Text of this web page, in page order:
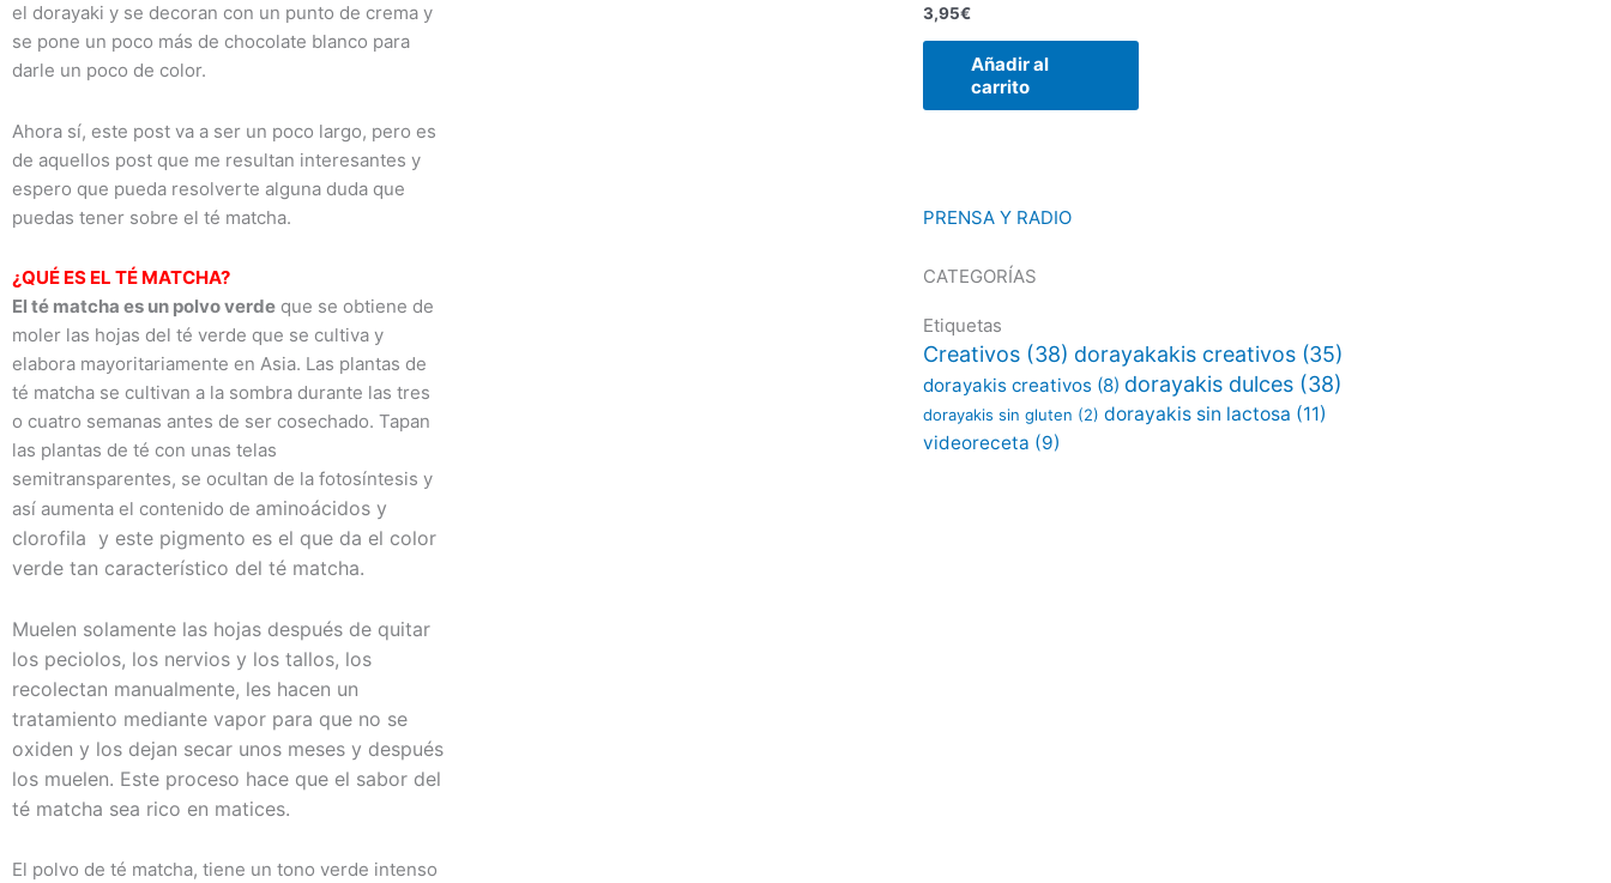
el dorayaki y se decoran con un punto de crema y
se pone un poco más de chocolate blanco para
darle un poco de color.
Ahora sí, este post va a ser un poco largo, pero es
de aquellos post que me resultan interesantes y
espero que pueda resolverte alguna duda que
puedas tener sobre el té matcha.
¿QUÉ ES EL TÉ MATCHA?
El té matcha es un polvo verde que se obtiene de
moler las hojas del té verde que se cultiva y
elabora mayoritariamente en Asia. Las plantas de
té matcha se cultivan a la sombra durante las tres
o cuatro semanas antes de ser cosechado. Tapan
las plantas de té con unas telas
semitransparentes, se ocultan de la fotosíntesis y
así aumenta el contenido de aminoácidos y
clorofila y este pigmento es el que da el color
verde tan característico del té matcha.
Muelen solamente las hojas después de quitar
los peciolos, los nervios y los tallos, los
recolectan manualmente, les hacen un
tratamiento mediante vapor para que no se
oxiden y los dejan secar unos meses y después
los muelen. Este proceso hace que el sabor del
té matcha sea rico en matices.
El polvo de té matcha, tiene un tono verde intenso
Valorado
con
0
3,95€
Añadir al
carrito
PRENSA Y RADIO
CATEGORÍAS
Etiquetas
Creativos(38) dorayakakis creativos(35)
dorayakis creativos (8) dorayakis dulces(38)
dorayakis sin gluten (2) dorayakis sin lactosa (11)
videoreceta (9)